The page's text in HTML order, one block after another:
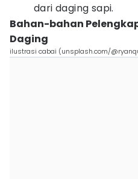
dari daging sapi.
Bahan-bahan
Daging
ilustrasi cabai (unsplash.com/